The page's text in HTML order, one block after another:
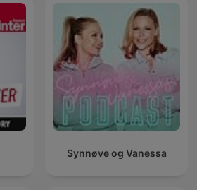
Synnøve og Vanessa